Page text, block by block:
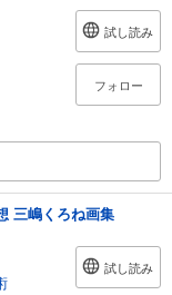
試し読み
フォロー
三嶋くろね画集
試し読み